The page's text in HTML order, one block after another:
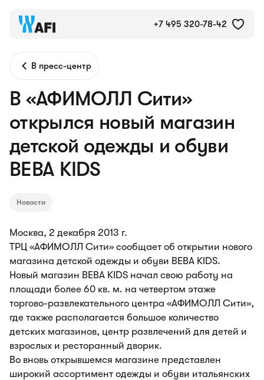
+7 495 320-78-42
В пресс-центр
В «АФИМОЛЛ Сити»
открылся новый магазин
детской одежды и обуви
BEBA KIDS
Новости
Москва, 2 декабря 2013 г.
ТРЦ «АФИМОЛЛ Сити» сообщает об открытии нового
магазина детской одежды и обуви BEBA KIDS.
Новый магазин BEBA KIDS начал свою работу на
площади более 60 кв. м. на четвертом этаже
торгово-развлекательного центра «АФИМОЛЛ Сити»,
где также располагается большое количество
детских магазинов, центр развлечений для детей и
взрослых и ресторанный дворик.
Во вновь открывшемся магазине представлен
широкий ассортимент одежды и обуви итальянских